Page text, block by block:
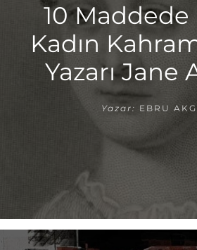
10 Maddede
Kadın
Yazarı Jane
Yazar: EBRU